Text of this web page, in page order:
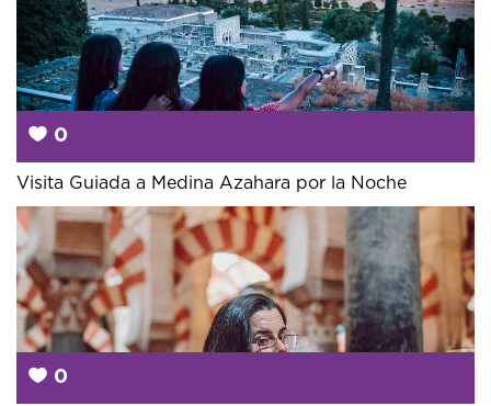
0
Visita Guiada a Medina Azahara por la Noche
0